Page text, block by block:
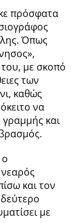
πρόσφατα
Όπως
µε σκοπό
των
καθώς
να
και
και τον
µε